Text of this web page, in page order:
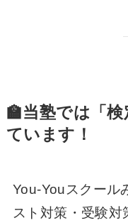
🏫当塾では「
ています！
You-Youスクール
スト対策・受験対